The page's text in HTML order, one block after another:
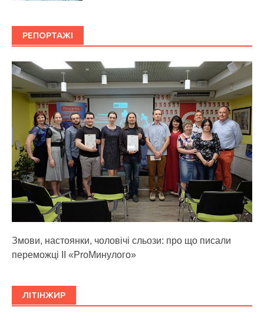
РЕПОРТАЖІ
Змови, настоянки, чоловічі сльози: про що писали
переможці ІІ «ProМинулого»
ЛІТІНЖИР